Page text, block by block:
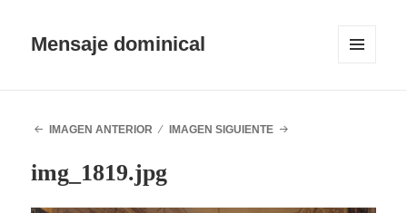
Mensaje dominical
IMAGEN ANTERIOR IMAGEN SIGUIENTE
img_1819.jpg